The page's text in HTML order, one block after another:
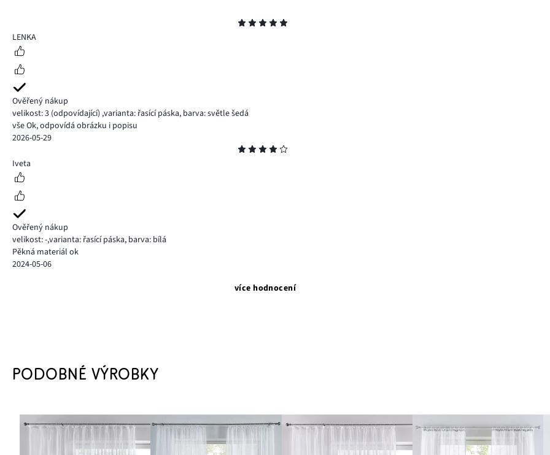
5LENKA
Ověřený nákup
velikost: 3 (odpovídající) ,varianta: řasící páska, barva: světle šedá
vše Ok, odpovídá obrázku i popisu
2026-05-29
4
Iveta
Ověřený nákup
velikost: -,varianta: řasící páska, barva: bílá
Pěkná materiál ok
2024-05-06
více hodnocení
PODOBNÉ VÝROBKY